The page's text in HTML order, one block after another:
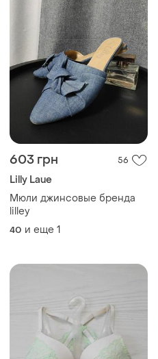
603 грн 56
Lilly Laue
Мюли джинсовые бренда
lilley
40 и еще 1